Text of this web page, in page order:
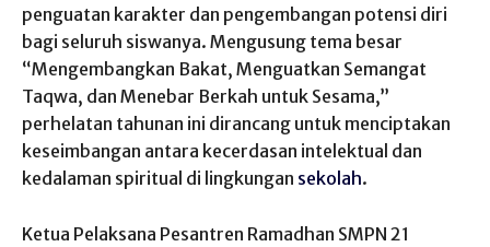
penguatan karakter dan pengembangan potensi diri
bagi seluruh siswanya. Mengusung tema besar
“Mengembangkan Bakat, Menguatkan Semangat
Taqwa, dan Menebar Berkah untuk Sesama,”
perhelatan tahunan ini dirancang untuk menciptakan
keseimbangan antara kecerdasan intelektual dan
kedalaman spiritual di lingkungan sekolah.
Ketua Pelaksana Pesantren Ramadhan SMPN 21